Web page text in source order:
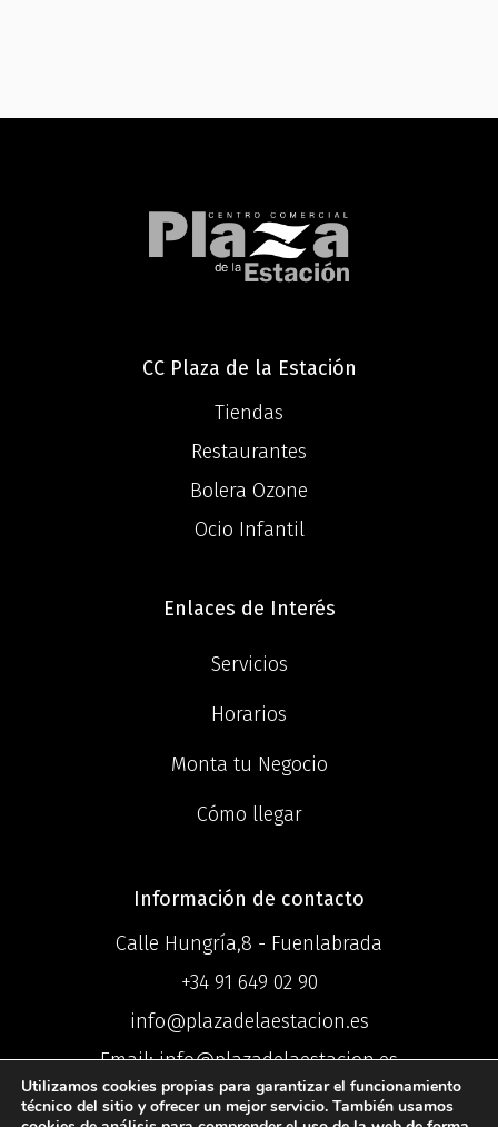
CC Plaza de la Estación
Tiendas
Restaurantes
Bolera Ozone
Ocio Infantil
Enlaces de Interés
Servicios
Horarios
Monta tu Negocio
Cómo llegar
Información de contacto
Calle Hungría,8 - Fuenlabrada
+34 91 649 02 90
info@plazadelaestacion.es
Email: info@plazadelaestacion.es
Utilizamos cookies propias para garantizar el funcionamiento
técnico del sitio y ofrecer un mejor servicio. También usamos